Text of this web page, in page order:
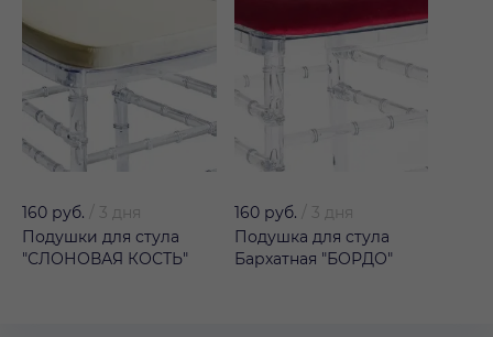
160 руб.
3 дня
Подушки для стула
"СЛОНОВАЯ КОСТЬ"
160 руб.
3 дня
Подушка для стула
Бархатная "БОРДО"